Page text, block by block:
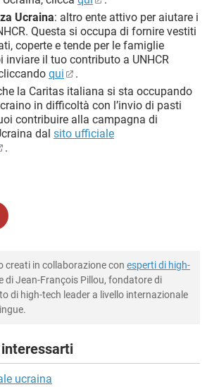
Ucraina: altro ente attivo per aiutare i
Questa si occupa di fornire vestiti
coperte e tende per le famiglie
inviare il tuo contributo a UNHCR
qui
.
la Caritas italiana si sta occupando
in difficoltà con l’invio di pasti
contribuire alla campagna di
dal sito ufficiale
.
creati in collaborazione con esperti di high-
di Jean-François Pillou, fondatore di
di high-tech leader a livello internazionale
ucraina